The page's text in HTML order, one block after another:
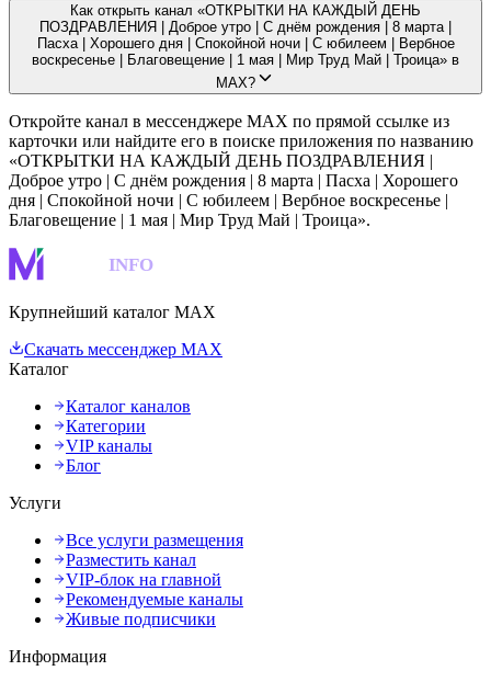
Как открыть канал «ОТКРЫТКИ НА КАЖДЫЙ ДЕНЬ
ПОЗДРАВЛЕНИЯ | Доброе утро | С днём рождения | 8 марта |
Пасха | Хорошего дня | Спокойной ночи | С юбилеем | Вербное
воскресенье | Благовещение | 1 мая | Мир Труд Май | Троица» в
MAX?
Откройте канал в мессенджере MAX по прямой ссылке из
карточки или найдите его в поиске приложения по названию
«ОТКРЫТКИ НА КАЖДЫЙ ДЕНЬ ПОЗДРАВЛЕНИЯ |
Доброе утро | С днём рождения | 8 марта | Пасха | Хорошего
дня | Спокойной ночи | С юбилеем | Вербное воскресенье |
Благовещение | 1 мая | Мир Труд Май | Троица».
INFO
Крупнейший каталог MAX
Скачать мессенджер MAX
Каталог
Каталог каналов
Категории
VIP каналы
Блог
Услуги
Все услуги размещения
Разместить канал
VIP-блок на главной
Рекомендуемые каналы
Живые подписчики
Информация